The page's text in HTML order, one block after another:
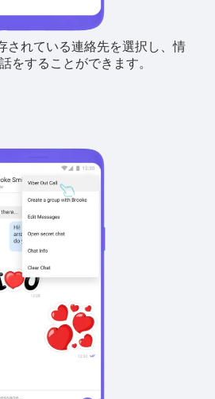
されている連絡先を選択し、情
をすることができます。